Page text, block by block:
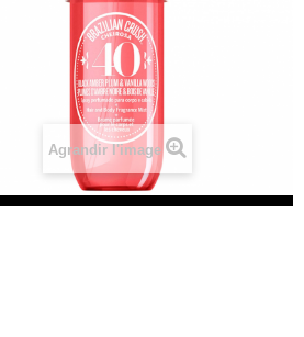
Agrandir l'image